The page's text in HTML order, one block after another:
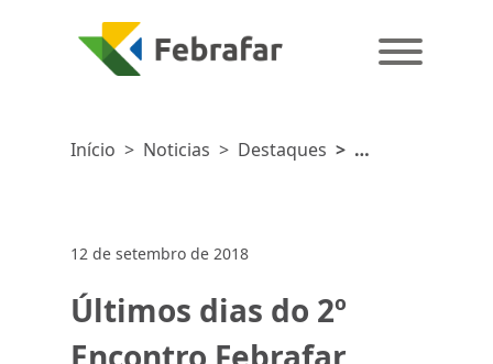
Início > Noticias > Destaques >
network e
12 de setembro de 2018
Últimos dias do 2º